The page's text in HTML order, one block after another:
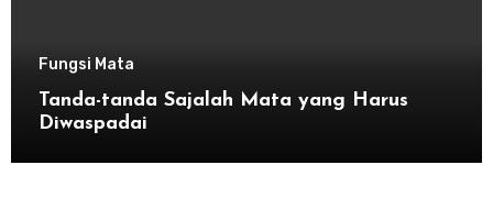
Fungsi Mata
Tanda-tanda Sajalah Mata yang Harus
Diwaspadai